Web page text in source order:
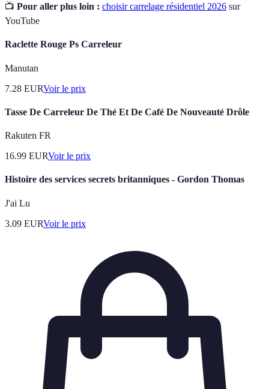
📺 Pour aller plus loin : choisir carrelage résidentiel 2026 sur
YouTube
Raclette Rouge Ps Carreleur
Manutan
7.28 EURVoir le prix
Tasse De Carreleur De Thé Et De Café De Nouveauté Drôle
Rakuten FR
16.99 EURVoir le prix
Histoire des services secrets britanniques - Gordon Thomas
J'ai Lu
3.09 EURVoir le prix